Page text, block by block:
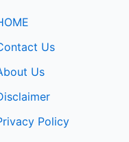
Us
Us
Policy